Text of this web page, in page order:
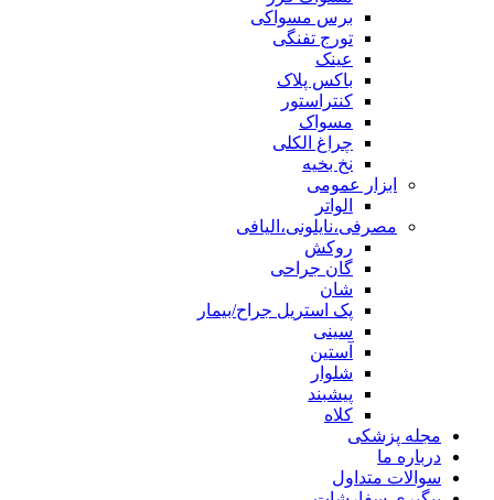
برس مسواکی
تورج تفنگی
عینک
باکس پلاک
کنتراستور
مسواک
چراغ الکلی
نخ بخیه
ابزار عمومی
الواتر
مصرفی،نایلونی،الیافی
روکش
گان جراحی
شان
پک استریل جراح/بیمار
سینی
آستین
شلوار
پیشبند
کلاه
مجله پزشکی
درباره ما
سوالات متداول